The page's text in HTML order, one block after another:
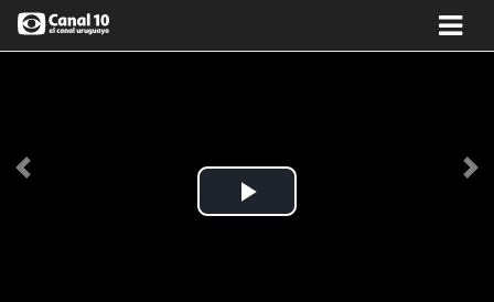
Play
Anterior